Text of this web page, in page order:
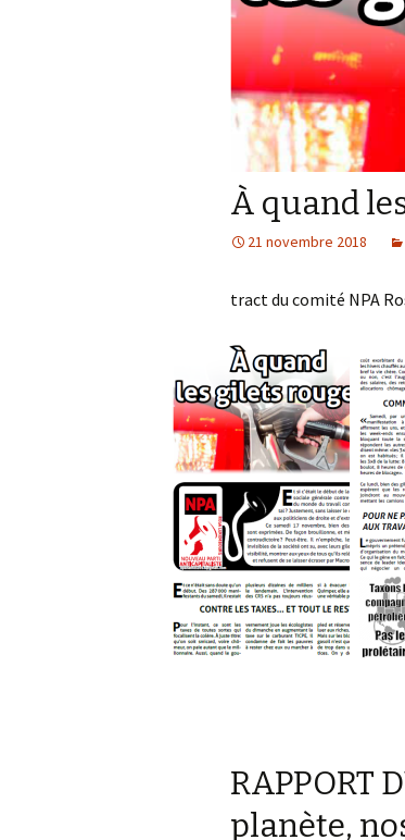
À quand
21 novembre 2018
tract du comité NPA
RAPPORT
planète,